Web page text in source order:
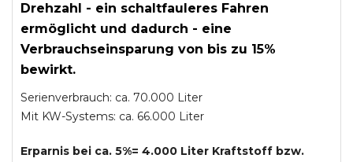
Drehzahl - ein schaltfauleres Fahren
ermöglicht und dadurch - eine
Verbrauchseinsparung von bis zu 15%
bewirkt.
Serienverbrauch: ca. 70.000 Liter
Mit KW-Systems: ca. 66.000 Liter
Erparnis bei ca. 5%= 4.000 Liter Kraftstoff bzw.